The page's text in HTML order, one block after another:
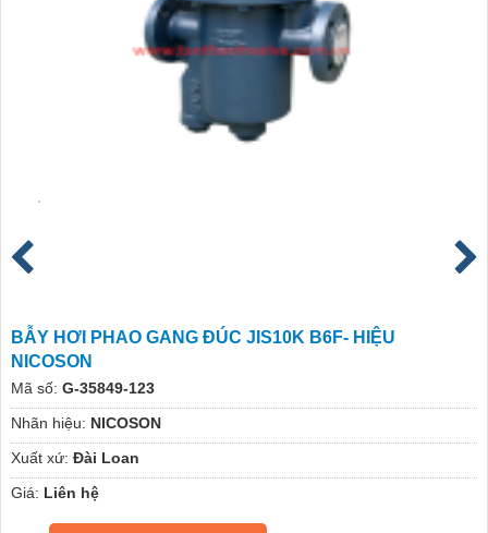
BẪY HƠI PHAO GANG ĐÚC JIS10K B6F- HIỆU
NICOSON
Mã số: G-35849-123
Nhãn hiệu: NICOSON
Xuất xứ: Đài Loan
Giá: Liên hệ